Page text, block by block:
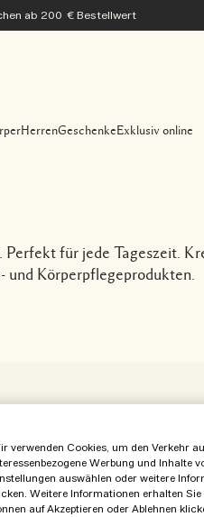
ab 200 € Bestellwert
HerrenGeschenke Exklusiv online
für jede Tageszeit.
und Körperpflegeprodukten.
verwenden Cookies, um den Verkehr
Werbung und Inhalte
auswählen oder weitere
Weitere Informationen erhalten
auf Akzeptieren oder Ablehnen